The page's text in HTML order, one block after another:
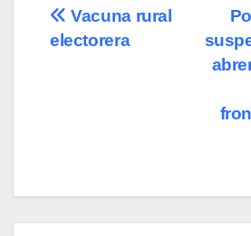
e
b
o
d
ar
tir
Navegación
Vacuna rural
electorera